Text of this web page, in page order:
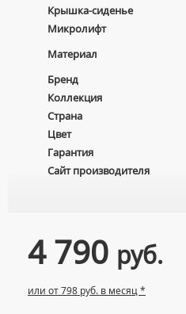
Крышка-сиденье
Микролифт
Материал
Бренд
Коллекция
Страна
Цвет
Гарантия
Сайт производителя
4 790 руб.
или от 798 руб. в месяц *